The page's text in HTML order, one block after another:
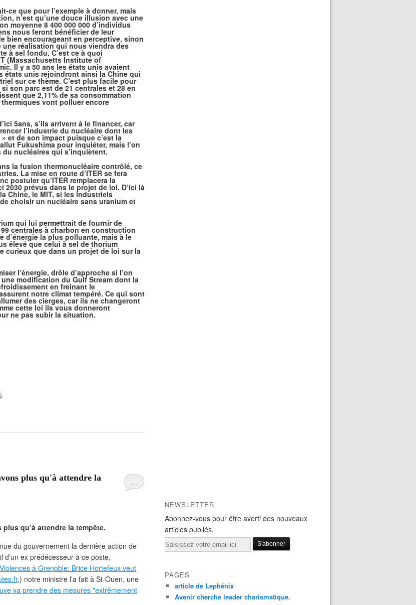
ce que pour l’exemple à donner, mais
n’est qu’une douce illusion avec une
moyenne 8 400 000 000 d’individus
nous feront bénéficier de leur
bien encourageant en perceptive, sinon
une réalisation qui nous viendra des
à sel fondu. C’est ce à quoi
(Massachusetts Institute of
Il y a 50 ans les états unis avaient
états unis rejoindront ainsi la Chine qui
sur ce thème. C’est plus facile pour
son parc est de 21 centrales et 28 en
que 2,11% de sa consommation
vont polluer encore
5ans, s’ils arrivent à le financer, car
l’industrie du nucléaire dont les
et de son impact puisque c’est la
Fukushima pour inquiéter, mais l’on
nucléaires qui s’inquiètent.
la fusion thermonucléaire contrôlé, ce
La mise en route d’ITER se fera
postuler qu’ITER remplacera la
2030 prévus dans le projet de loi. D’ici là
Chine, le MIT, si les industriels
choisir un nucléaire sans uranium et
qui lui permettrait de fournir de
centrales à charbon en construction
d’énergie la plus polluante, mais à le
élevé que celui à sel de thorium
curieux que dans un projet de loi sur la
l’énergie, drôle d’approche si l’on
modification du Gulf Stream dont la
en freinant le
notre climat tempéré. Ce qui sont
des cierges, car ils ne changeront
cette loi ils vous donneront
ne pas subir la situation.
…
plus qu'à attendre la
qu’à attendre la tempête.
du gouvernement la dernière action de
d’un ex prédécesseur à ce poste,
Violences à Grenoble: Brice Hortefeux veut
,) notre ministre l’a fait à St-Ouen, une
va prendre des mesures "extrêmement
NEWSLETTER
Abonnez-vous pour être averti des nouveaux
articles publiés.
Email
PAGES
article de Lephénix
Avenir cherche leader charismatique.